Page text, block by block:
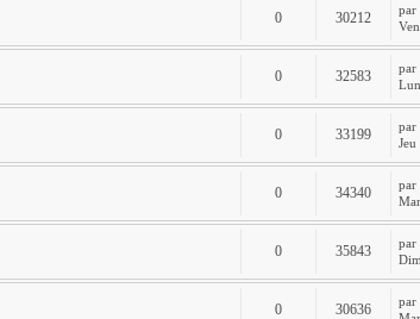
0 30212 par
0 32583 par
0 33199 par
0 34340 par
0 35843 par
0 30636 par